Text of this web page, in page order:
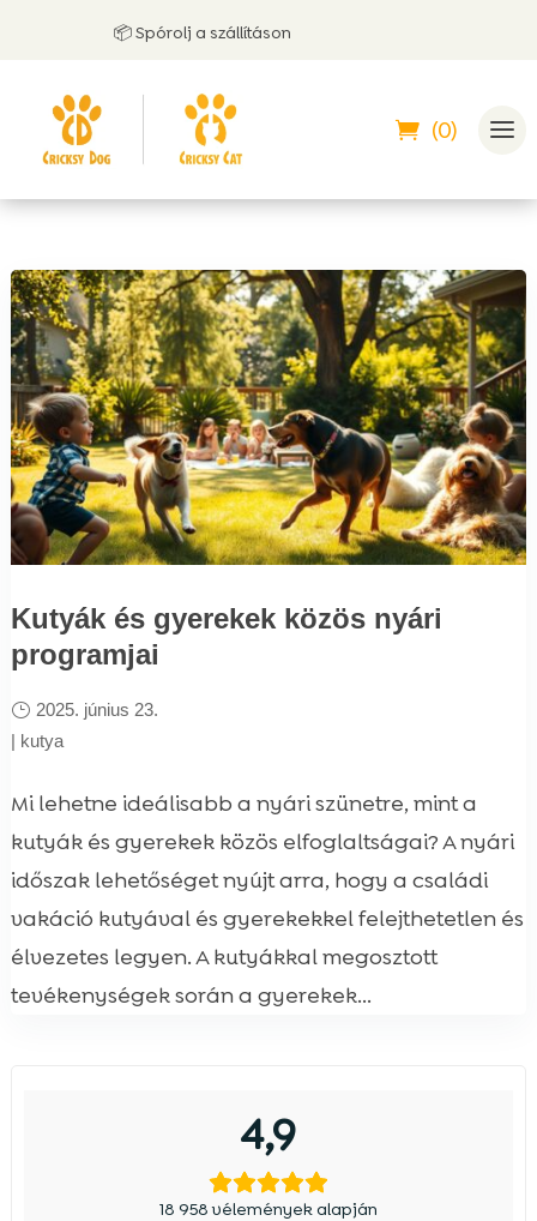
📦 Spórolj a szállításon
(0)
Kutyák és gyerekek közös nyári
programjai
2025. június 23.
| kutya
Mi lehetne ideálisabb a nyári szünetre, mint a
kutyák és gyerekek közös elfoglaltságai? A nyári
időszak lehetőséget nyújt arra, hogy a családi
vakáció kutyával és gyerekekkel felejthetetlen és
élvezetes legyen. A kutyákkal megosztott
tevékenységek során a gyerekek...
4,9
18 958 vélemények alapján